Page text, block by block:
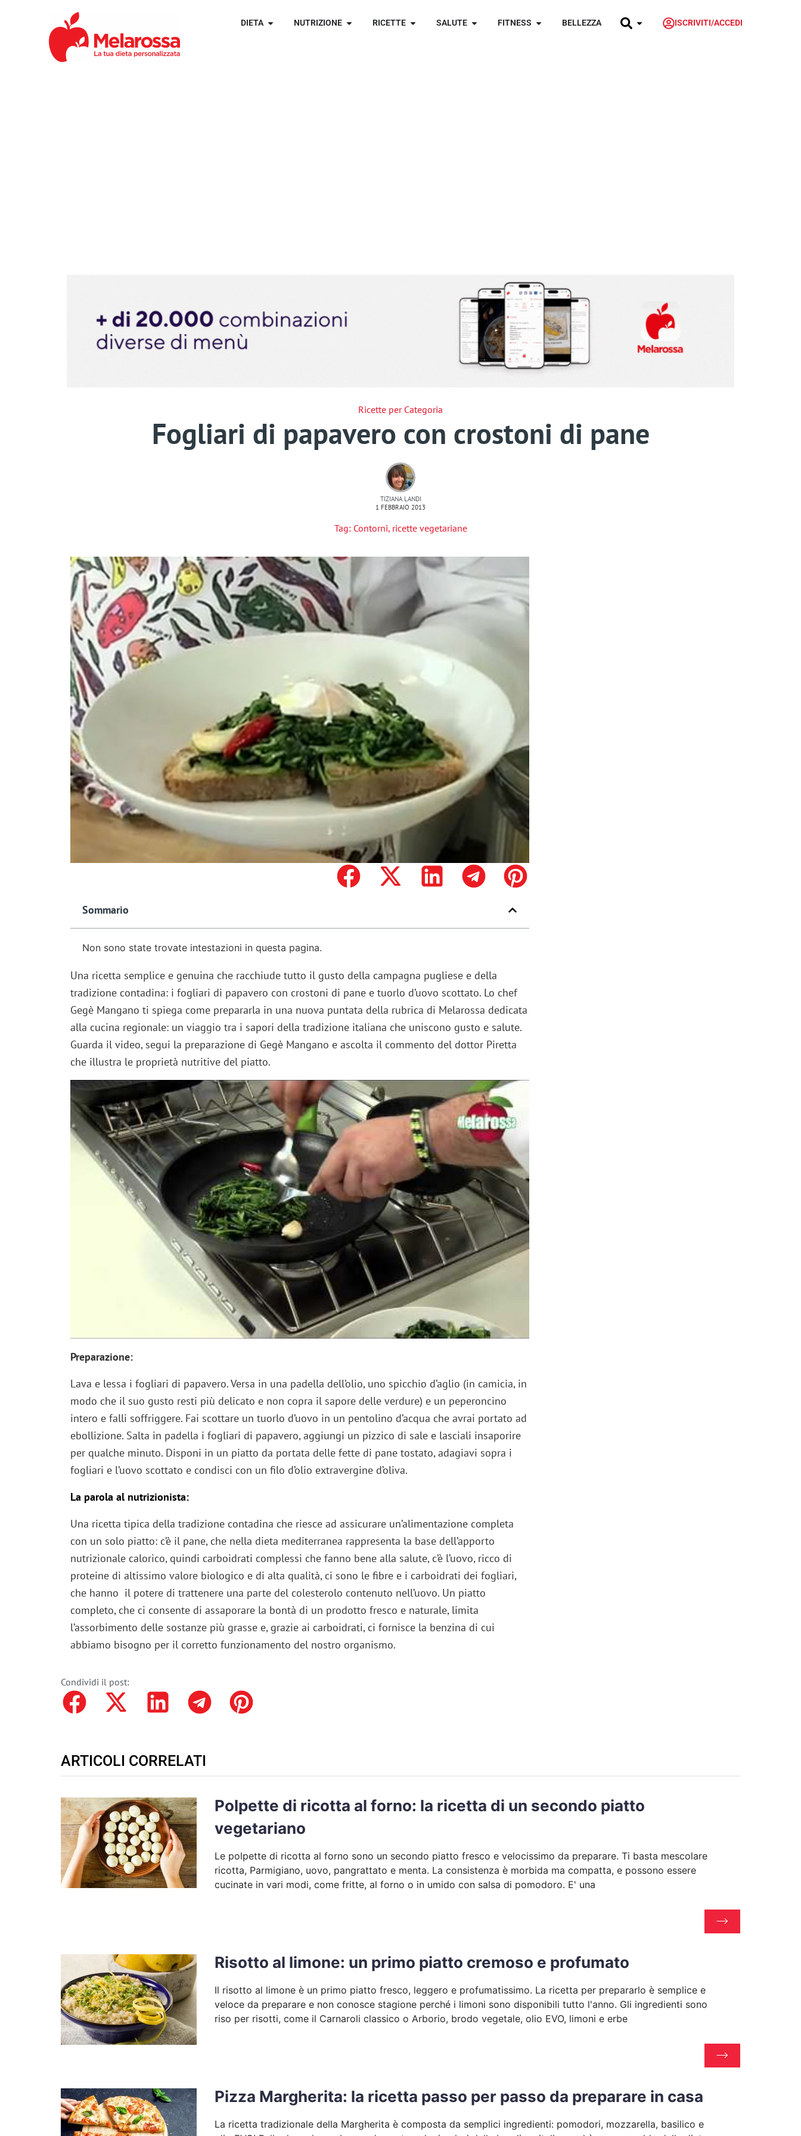
DIETA NUTRIZIONE RICETTE SALUTE FITNESS BELLEZZA ISCRIVITI/ACCEDI
Ricette per Categoria
Fogliari di papavero con crostoni di pane
TIZIANA LANDI
1 FEBBRAIO 2013
Tag: Contorni, ricette vegetariane
Sommario
Non sono state trovate intestazioni in questa pagina.
Una ricetta semplice e genuina che racchiude tutto il gusto della campagna pugliese e della
tradizione contadina: i fogliari di papavero con crostoni di pane e tuorlo d’uovo scottato. Lo chef
Gegè Mangano ti spiega come prepararla in una nuova puntata della rubrica di Melarossa dedicata
alla cucina regionale: un viaggio tra i sapori della tradizione italiana che uniscono gusto e salute.
Guarda il video, segui la preparazione di Gegè Mangano e ascolta il commento del dottor Piretta
che illustra le proprietà nutritive del piatto.
Preparazione:
Lava e lessa i fogliari di papavero. Versa in una padella dell’olio, uno spicchio d’aglio (in camicia, in
modo che il suo gusto resti più delicato e non copra il sapore delle verdure) e un peperoncino
intero e falli soffriggere. Fai scottare un tuorlo d’uovo in un pentolino d’acqua che avrai portato ad
ebollizione. Salta in padella i fogliari di papavero, aggiungi un pizzico di sale e lasciali insaporire
per qualche minuto. Disponi in un piatto da portata delle fette di pane tostato, adagiavi sopra i
fogliari e l’uovo scottato e condisci con un filo d’olio extravergine d’oliva.
La parola al nutrizionista:
Una ricetta tipica della tradizione contadina che riesce ad assicurare un’alimentazione completa
con un solo piatto: c’è il pane, che nella dieta mediterranea rappresenta la base dell’apporto
nutrizionale calorico, quindi carboidrati complessi che fanno bene alla salute, c’è l’uovo, ricco di
proteine di altissimo valore biologico e di alta qualità, ci sono le fibre e i carboidrati dei fogliari,
che hanno il potere di trattenere una parte del colesterolo contenuto nell’uovo. Un piatto
completo, che ci consente di assaporare la bontà di un prodotto fresco e naturale, limita
l’assorbimento delle sostanze più grasse e, grazie ai carboidrati, ci fornisce la benzina di cui
abbiamo bisogno per il corretto funzionamento del nostro organismo.
Condividi il post:
ARTICOLI CORRELATI
Polpette di ricotta al forno: la ricetta di un secondo piatto
vegetariano
Le polpette di ricotta al forno sono un secondo piatto fresco e velocissimo da preparare. Ti basta mescolare
ricotta, Parmigiano, uovo, pangrattato e menta. La consistenza è morbida ma compatta, e possono essere
cucinate in vari modi, come fritte, al forno o in umido con salsa di pomodoro. E' una
Risotto al limone: un primo piatto cremoso e profumato
Il risotto al limone è un primo piatto fresco, leggero e profumatissimo. La ricetta per prepararlo è semplice e
veloce da preparare e non conosce stagione perché i limoni sono disponibili tutto l'anno. Gli ingredienti sono
riso per risotti, come il Carnaroli classico o Arborio, brodo vegetale, olio EVO, limoni e erbe
Pizza Margherita: la ricetta passo per passo da preparare in casa
La ricetta tradizionale della Margherita è composta da semplici ingredienti: pomodori, mozzarella, basilico e